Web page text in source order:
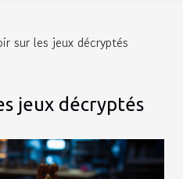
sur les jeux décryptés
jeux décryptés